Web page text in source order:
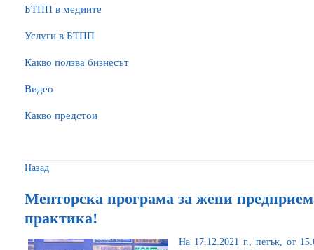
БTПП в медиите
Услуги в БТПП
Какво ползва бизнесът
Видео
Какво предстои
Назад
Менторска програма за жени
практика!
На 17.12.2021 г., петък, от